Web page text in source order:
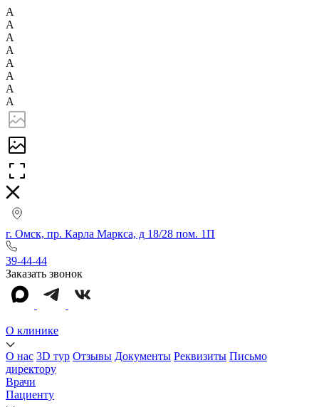
А
А
А
А
А
А
А
А
г. Омск, пр. Карла Маркса, д 18/28 пом. 1П
39-44-44
Заказать звонок
О клинике
О нас 3D тур Отзывы Документы Реквизиты Письмо
директору
Врачи
Пациенту